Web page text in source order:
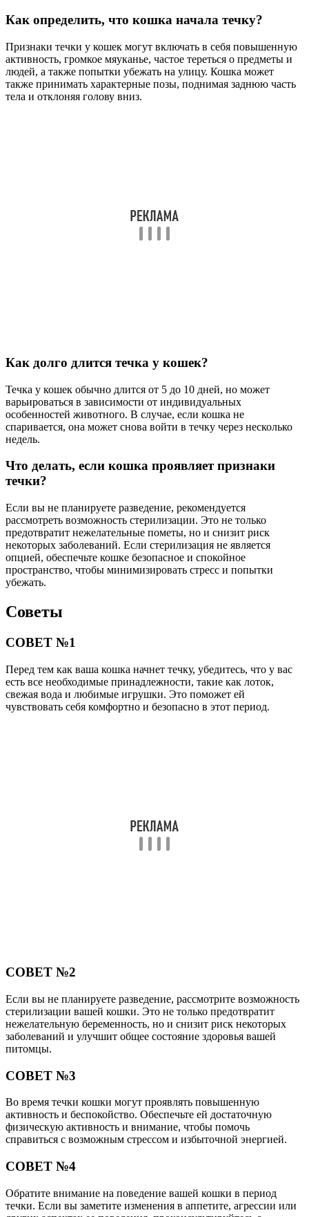
Как определить, что кошка начала течку?
Признаки течки у кошек могут включать в себя повышенную
активность, громкое мяуканье, частое тереться о предметы и
людей, а также попытки убежать на улицу. Кошка может
также принимать характерные позы, поднимая заднюю часть
тела и отклоняя голову вниз.
Как долго длится течка у кошек?
Течка у кошек обычно длится от 5 до 10 дней, но может
варьироваться в зависимости от индивидуальных
особенностей животного. В случае, если кошка не
спаривается, она может снова войти в течку через несколько
недель.
Что делать, если кошка проявляет признаки
течки?
Если вы не планируете разведение, рекомендуется
рассмотреть возможность стерилизации. Это не только
предотвратит нежелательные пометы, но и снизит риск
некоторых заболеваний. Если стерилизация не является
опцией, обеспечьте кошке безопасное и спокойное
пространство, чтобы минимизировать стресс и попытки
убежать.
Советы
СОВЕТ №1
Перед тем как ваша кошка начнет течку, убедитесь, что у вас
есть все необходимые принадлежности, такие как лоток,
свежая вода и любимые игрушки. Это поможет ей
чувствовать себя комфортно и безопасно в этот период.
СОВЕТ №2
Если вы не планируете разведение, рассмотрите возможность
стерилизации вашей кошки. Это не только предотвратит
нежелательную беременность, но и снизит риск некоторых
заболеваний и улучшит общее состояние здоровья вашей
питомцы.
СОВЕТ №3
Во время течки кошки могут проявлять повышенную
активность и беспокойство. Обеспечьте ей достаточную
физическую активность и внимание, чтобы помочь
справиться с возможным стрессом и избыточной энергией.
СОВЕТ №4
Обратите внимание на поведение вашей кошки в период
течки. Если вы заметите изменения в аппетите, агрессии или